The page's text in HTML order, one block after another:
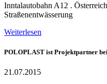
Inntalautobahn A12 .
Straßenentwässerung
Weiterlesen
POLOPLAST ist Projektpartner
21.07.2015